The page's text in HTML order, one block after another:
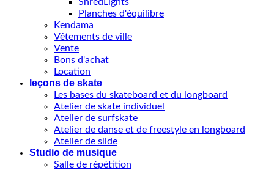
Planches d'équilibre
Kendama
Vêtements de ville
Vente
Bons d'achat
Location
leçons de skate
Les bases du skateboard et du longboard
Atelier de skate individuel
Atelier de surfskate
Atelier de danse et de freestyle en longboard
Atelier de slide
Studio de musique
Salle de répétition